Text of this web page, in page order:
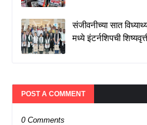
संजीवनीच्या सात
मध्ये इंटर्नशिपची
POST A COMMENT
0 Comments